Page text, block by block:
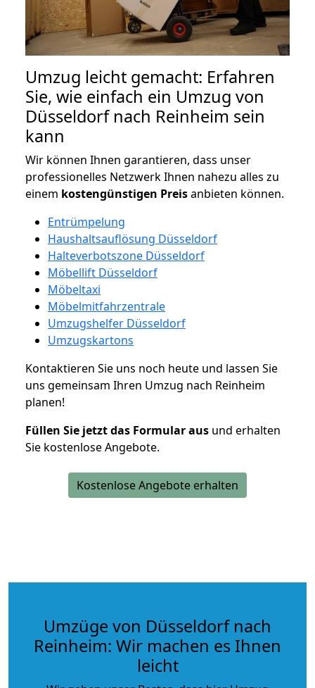
Umzug leicht gemacht: Erfahren
Sie, wie einfach ein Umzug von
Düsseldorf nach Reinheim sein
kann
Wir können Ihnen garantieren, dass unser
professionelles Netzwerk Ihnen nahezu alles zu
einem kostengünstigen Preisanbieten können.
Entrümpelung
Haushaltsauflösung Düsseldorf
Halteverbotszone Düsseldorf
Möbellift Düsseldorf
Möbeltaxi
Möbelmitfahrzentrale
Umzugshelfer Düsseldorf
Umzugskartons
Kontaktieren Sie uns noch heute und lassen Sie
uns gemeinsam Ihren Umzug nach Reinheim
planen!
Füllen Sie jetzt das Formular aus und erhalten
Sie kostenlose Angebote.
Kostenlose Angebote erhalten
Umzüge von Düsseldorf nach
Reinheim: Wir machen es Ihnen
leicht